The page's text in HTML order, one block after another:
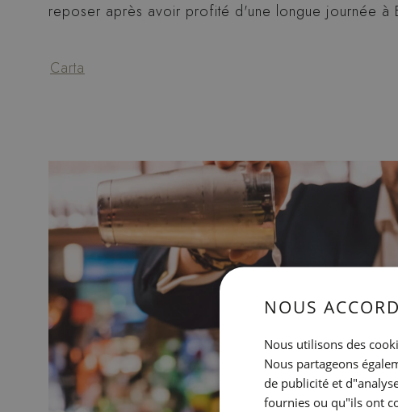
reposer après avoir profité d'une longue journée à
Carta
NOUS
Nous utilisons des
Nous partageons
de publicité et
fournies ou qu"ils ont